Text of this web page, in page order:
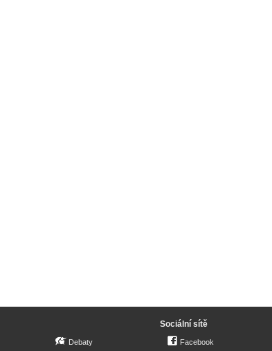
Debaty
Sociální sítě
Facebook